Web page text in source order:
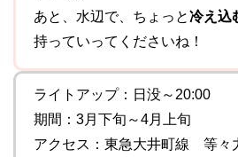
あと、水辺で、ちょっと冷え込
持っていってくださいね！
ライトアップ：日没～20:00
期間：3月下旬～4月上旬
アクセス：東急大井町線 等